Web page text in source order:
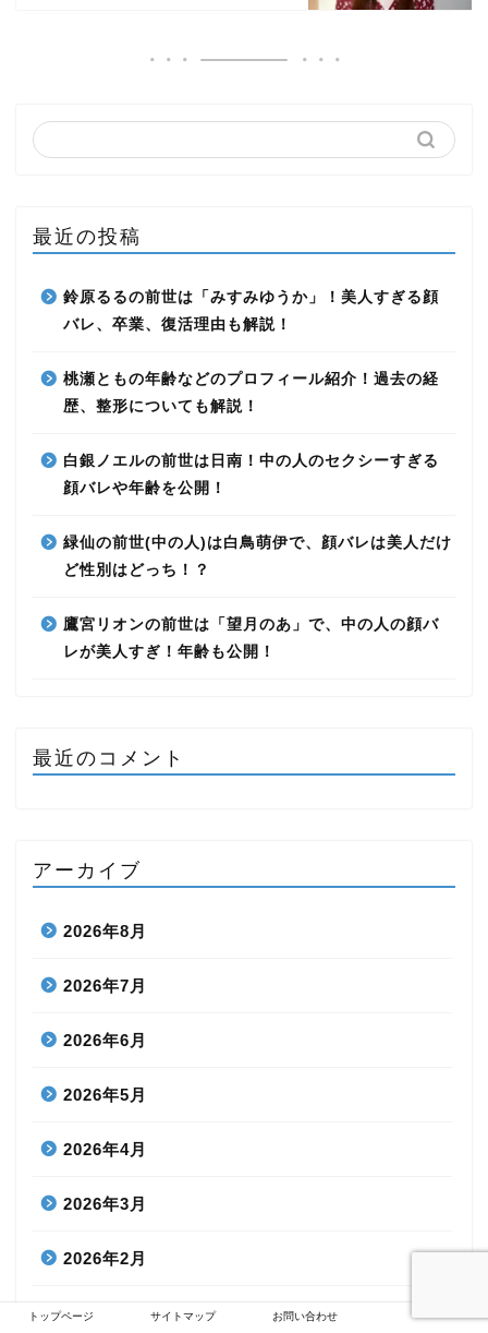
最近の投稿
鈴原るるの前世は「みすみゆうか」！美人すぎる顔
バレ、卒業、復活理由も解説！
桃瀬ともの年齢などのプロフィール紹介！過去の経
歴、整形についても解説！
白銀ノエルの前世は日南！中の人のセクシーすぎる
顔バレや年齢を公開！
緑仙の前世(中の人)は白鳥萌伊で、顔バレは美人だけ
ど性別はどっち！？
鷹宮リオンの前世は「望月のあ」で、中の人の顔バ
レが美人すぎ！年齢も公開！
最近のコメント
アーカイブ
2026年8月
2026年7月
2026年6月
2026年5月
2026年4月
2026年3月
2026年2月
2026年1月
トップページ サイトマップ お問い合わせ